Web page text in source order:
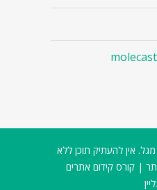
אין להעתיק תוכן ללא
|קורס קידום אתרים